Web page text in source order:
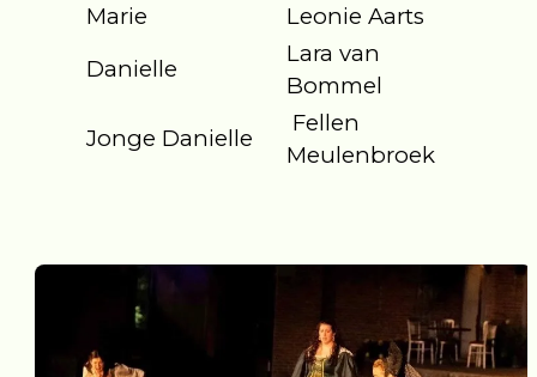
Marie
Leonie Aarts
Danielle
Lara van
Bommel
Jonge Danielle
Fellen
Meulenbroek